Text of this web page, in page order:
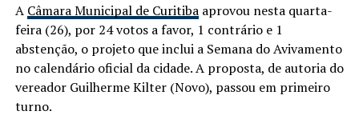
A Câmara Municipal de Curitibaaprovou nesta quarta-
feira (26), por 24 votos a favor, 1 contrário e 1
abstenção, o projeto que inclui a Semana do Avivamento
no calendário oficial da cidade. A proposta, de autoria do
vereador Guilherme Kilter (Novo), passou em primeiro
turno.